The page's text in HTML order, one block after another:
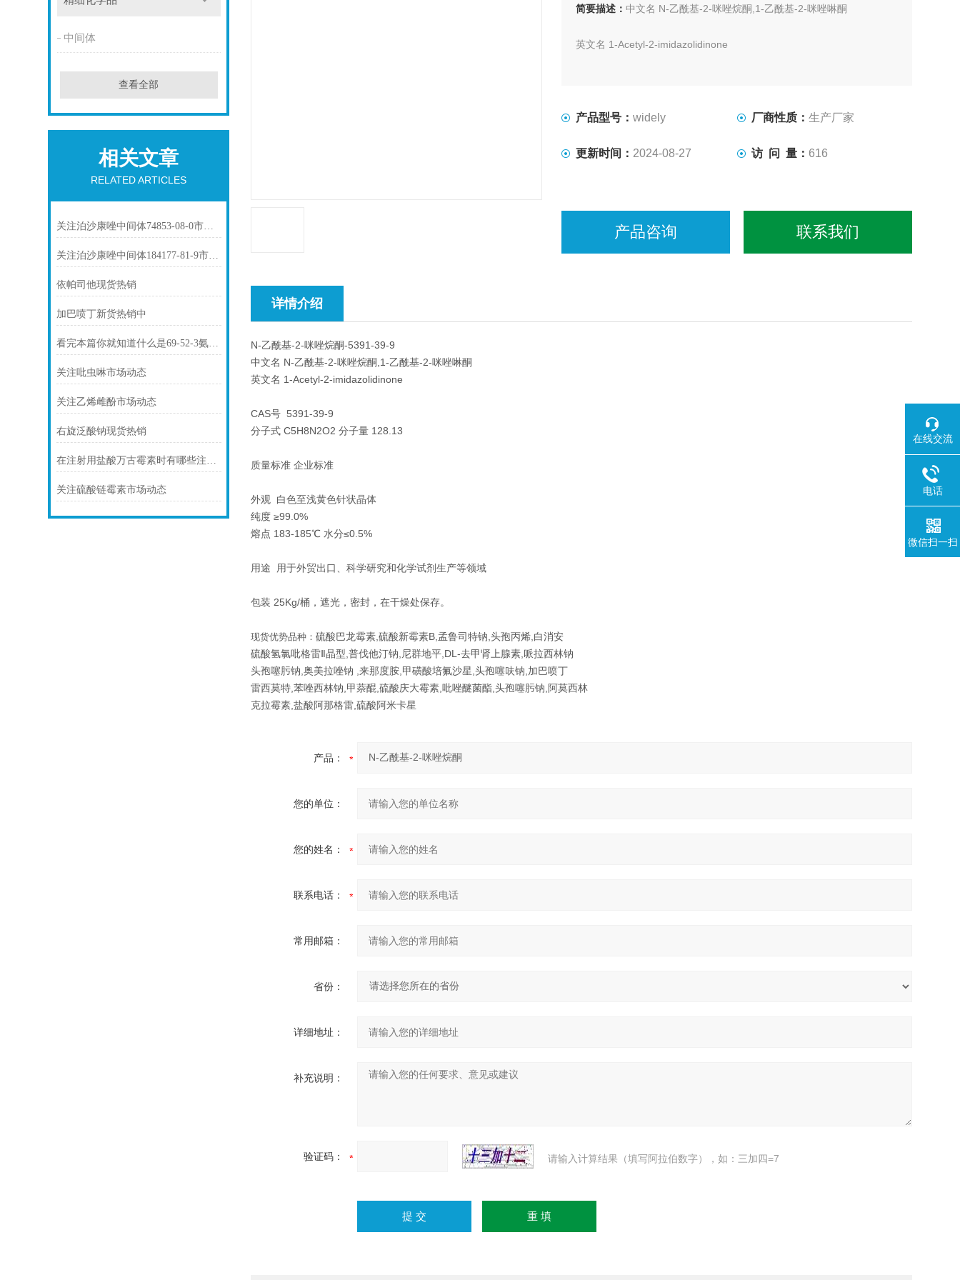
中间体
查看全部
相关文章
RELATED ARTICLES
关注泊沙康唑中间体74853-08-0市场动态
关注泊沙康唑中间体184177-81-9市场动态
依帕司他现货热销
加巴喷丁新货热销中
看完本篇你就知道什么是69-52-3氨苄西林钠了
关注吡虫啉市场动态
关注乙烯雌酚市场动态
右旋泛酸钠现货热销
在注射用盐酸万古霉素时有哪些注意事项你知道么
关注硫酸链霉素市场动态
简要描述：中文名 N-乙酰基-2-咪唑烷酮,1-乙酰基-2-咪唑啉酮
英文名 1-Acetyl-2-imidazolidinone
分子式 C5H8N2O2 分子量 128.13
质量标准 企业标准
产品型号：widely 厂商性质： 生产厂家
更新时间： 2024-08-27 访 问 量： 616
产品咨询 联系我们
详情介绍
N-乙酰基-2-咪唑烷酮-5391-39-9
中文名 N-乙酰基-2-咪唑烷酮,1-乙酰基-2-咪唑啉酮
英文名 1-Acetyl-2-imidazolidinone
CAS号 5391-39-9
分子式 C5H8N2O2 分子量 128.13
质量标准 企业标准
外观 白色至浅黄色针状晶体
纯度 ≥99.0%
熔点 183-185℃ 水分≤0.5%
用途 用于外贸出口、科学研究和化学试剂生产等领域
包装 25Kg/桶，遮光，密封，在干燥处保存。
现货优势品种：硫酸巴龙霉素,硫酸新霉素B,孟鲁司特钠,头孢丙烯,白消安
硫酸氢氯吡格雷Ⅱ晶型,普伐他汀钠,尼群地平,DL-去甲肾上腺素,哌拉西林钠
头孢噻肟钠,奥美拉唑钠 ,来那度胺,甲磺酸培氟沙星,头孢噻呋钠,加巴喷丁
雷西莫特,苯唑西林钠,甲萘醌,硫酸庆大霉素,吡唑醚菌酯,头孢噻肟钠,阿莫西林
克拉霉素,盐酸阿那格雷,硫酸阿米卡星
产品：
您的单位：
您的姓名：
联系电话：
常用邮箱：
省份：
详细地址：
补充说明：
验证码： 请输入计算结果（填写阿拉伯数字），如：三加四=7
在线交流
电话
微信扫一扫